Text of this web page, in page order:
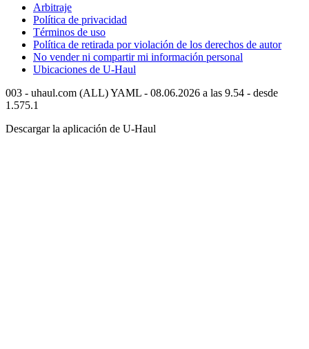
Arbitraje
Política de privacidad
Términos de uso
Política de retirada por violación de los derechos de autor
No vender ni compartir mi información personal
Ubicaciones de U-Haul
003 - uhaul.com (ALL) YAML - 08.06.2026 a las 9.54 - desde
1.575.1
Descargar la aplicación de U-Haul